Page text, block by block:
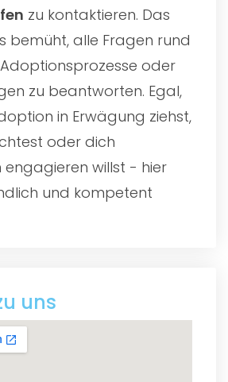
zu kontaktieren. Das
bemüht, alle Fragen rund
oder
zu beantworten. Egal,
in Erwägung ziehst,
oder dich
willst - hier
und kompetent
uns